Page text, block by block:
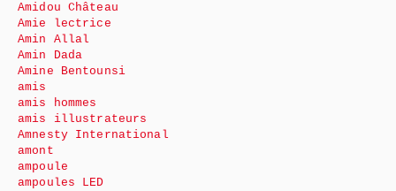
Amidou Château
Amie lectrice
Amin Allal
Amin Dada
Amine Bentounsi
amis
amis hommes
amis illustrateurs
Amnesty International
amont
ampoule
ampoules LED